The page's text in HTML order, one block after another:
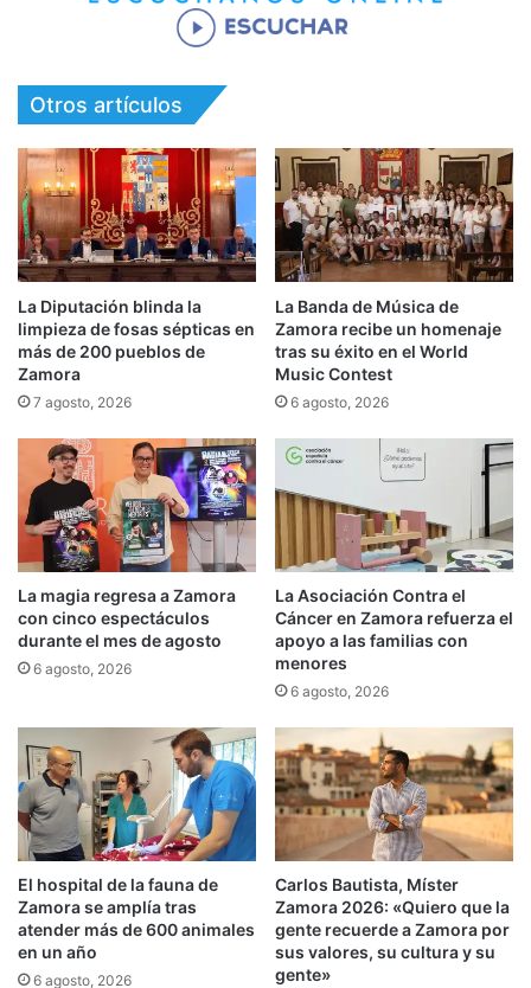
Otros artículos
La Diputación blinda la
limpieza de fosas sépticas en
más de 200 pueblos de
Zamora
7 agosto, 2026
La Banda de Música de
Zamora recibe un homenaje
tras su éxito en el World
Music Contest
6 agosto, 2026
La magia regresa a Zamora
con cinco espectáculos
durante el mes de agosto
6 agosto, 2026
La Asociación Contra el
Cáncer en Zamora refuerza el
apoyo a las familias con
menores
6 agosto, 2026
El hospital de la fauna de
Zamora se amplía tras
atender más de 600 animales
en un año
6 agosto, 2026
Carlos Bautista, Míster
Zamora 2026: «Quiero que la
gente recuerde a Zamora por
sus valores, su cultura y su
gente»